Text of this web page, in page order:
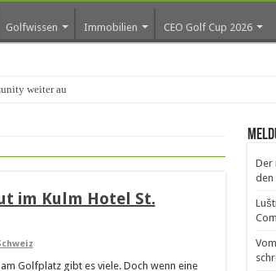
Golfwissen Immobilien CEO Golf Cup 2026
weiter aus
im Kulm Hotel St.
Golfplatz gibt es viele. Doch wenn eine
Der
den